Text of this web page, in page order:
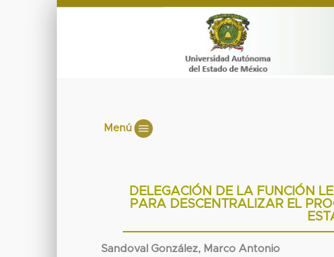
Menú
DELEGACIÓN DE LA FUNCIÓN
PARA DESCENTRALIZAR EL
Sandoval González, Marco Antonio